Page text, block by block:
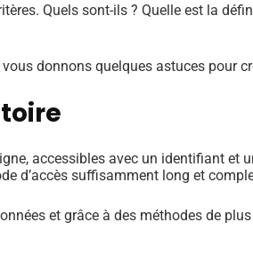
Quels sont-ils ? Quelle est la
donnons quelques astuces pour
accessibles avec un identifiant et
d’accès suffisamment long et
et grâce à des méthodes de